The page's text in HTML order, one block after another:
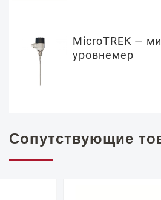
MicroTREK —
уровнемер
Сопутствующие